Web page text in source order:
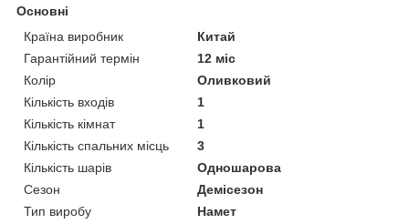
Основні
Країна виробник
Китай
Гарантійний термін
12 міс
Колір
Оливковий
Кількість входів
1
Кількість кімнат
1
Кількість спальних місць
3
Кількість шарів
Одношарова
Сезон
Демісезон
Тип виробу
Намет